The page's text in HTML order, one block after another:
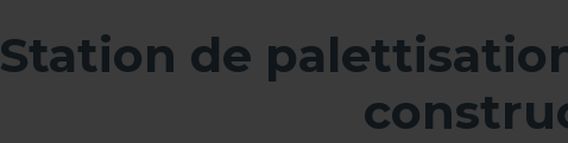
Station de